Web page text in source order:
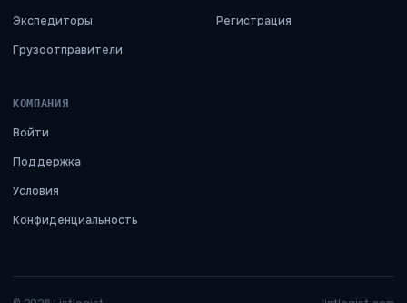
Экспедиторы
Грузоотправители
Регистрация
КОМПАНИЯ
Войти
Поддержка
Условия
Конфиденциальность